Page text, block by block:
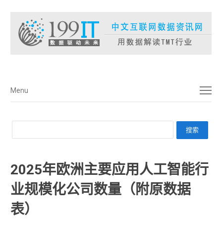
菜单
Menu
2025年欧洲主要应用人工智能行
业规模化公司数量（附原数据
表） ​​​